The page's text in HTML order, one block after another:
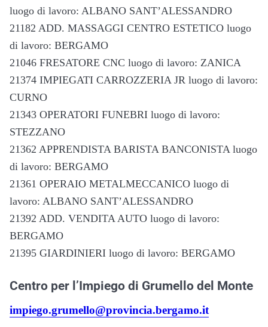
luogo di lavoro: ALBANO SANT’ALESSANDRO
21182 ADD. MASSAGGI CENTRO ESTETICO luogo
di lavoro: BERGAMO
21046 FRESATORE CNC luogo di lavoro: ZANICA
21374 IMPIEGATI CARROZZERIA JR luogo di lavoro:
CURNO
21343 OPERATORI FUNEBRI luogo di lavoro:
STEZZANO
21362 APPRENDISTA BARISTA BANCONISTA luogo
di lavoro: BERGAMO
21361 OPERAIO METALMECCANICO luogo di
lavoro: ALBANO SANT’ALESSANDRO
21392 ADD. VENDITA AUTO luogo di lavoro:
BERGAMO
21395 GIARDINIERI luogo di lavoro: BERGAMO
Centro per l’Impiego di Grumello del Monte
impiego.grumello@provincia.bergamo.it